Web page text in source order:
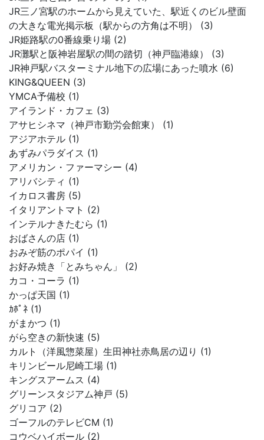
JR三ノ宮駅のホームから見えていた、駅近くのビル壁面
の大きな電光掲示板（駅からの方角は不明） (3)
JR姫路駅の0番線乗り場 (2)
JR灘駅と阪神岩屋駅の間の踏切（神戸臨港線） (3)
JR神戸駅バスターミナル地下の広場にあった噴水 (6)
KING&QUEEN (3)
YMCA予備校 (1)
アイランド・カフェ (3)
アサヒシネマ（神戸市勤労会館東） (1)
アジアホテル (1)
あずみパラダイス (1)
アメリカン・ファーマシー (4)
アリバシティ (1)
イカロス書房 (5)
イタリアントマト (2)
インテルナきたむら (1)
おばさんの店 (1)
おみぞ筋のポパイ (1)
お好み焼き「とみちゃん」 (2)
カコ・コーラ (1)
かっぱ天国 (1)
ｶﾎﾟﾈ (1)
がまかつ (1)
がら空きの新快速 (5)
カルト（洋風惣菜屋）生田神社赤鳥居の辺り (1)
キリンビール尼崎工場 (1)
キングスアームス (4)
グリーンスタジアム神戸 (5)
グリコア (2)
ゴーフルのテレビCM (1)
コウベハイボール (2)